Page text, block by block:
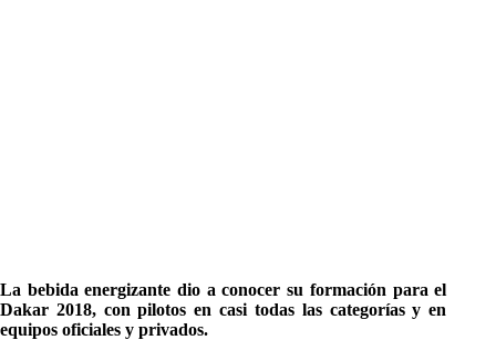
La bebida energizante dio a conocer su formación para el
Dakar 2018, con pilotos en casi todas las categorías y en
equipos oficiales y privados.